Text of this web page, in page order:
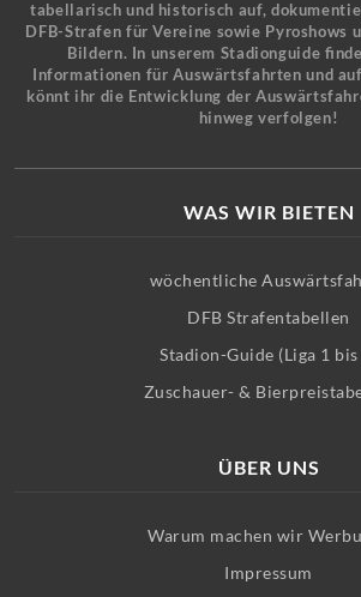
tabellarisch und historisch auf,
DFB-Strafen für Vereine sowie Pyroshows
Bildern. In unserem Stadionguide
Informationen für Auswärtsfahrten und
könnt ihr die Entwicklung der
hinweg verfolgen!
WAS WIR BIETEN
wöchentliche
DFB Strafentabellen
Stadion-Guide (Liga 1 bis
Zuschauer- &
ÜBER UNS
Warum machen wir
Impressum